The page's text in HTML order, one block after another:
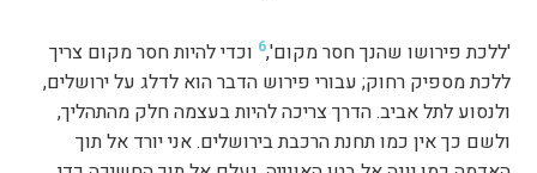
'ללכת פירושו שהנך חסר מקום',6 וכדי להיות חסר מקום צריך
ללכת מספיק רחוק; עבורי פירוש הדבר הוא לדלג על ירושלים,
ולנסוע לתל אביב. הדרך צריכה להיות בעצמה חלק מהתהליך,
ולשם כך אין כמו תחנת הרכבת בירושלים. אני יורד אל תוך